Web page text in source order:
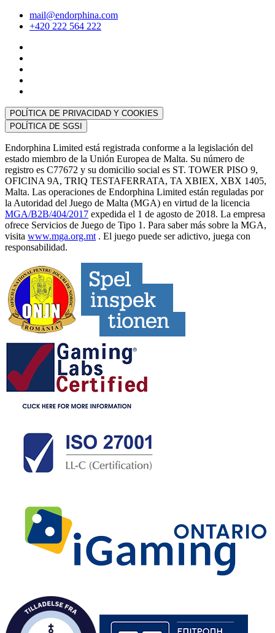
mail@endorphina.com
+420 222 564 222
POLÍTICA DE PRIVACIDAD Y COOKIES
POLÍTICA DE SGSI
Endorphina Limited está registrada conforme a la legislación del
estado miembro de la Unión Europea de Malta. Su número de
registro es C77672 y su domicilio social es ST. TOWER PISO 9,
OFICINA 9A, TRIQ TESTAFERRATA, TA XBIEX, XBX 1405,
Malta. Las operaciones de Endorphina Limited están reguladas por
la Autoridad del Juego de Malta (MGA) en virtud de la licencia
MGA/B2B/404/2017 expedida el 1 de agosto de 2018. La empresa
ofrece Servicios de Juego de Tipo 1. Para saber más sobre la MGA,
visita www.mga.org.mt . El juego puede ser adictivo, juega con
responsabilidad.